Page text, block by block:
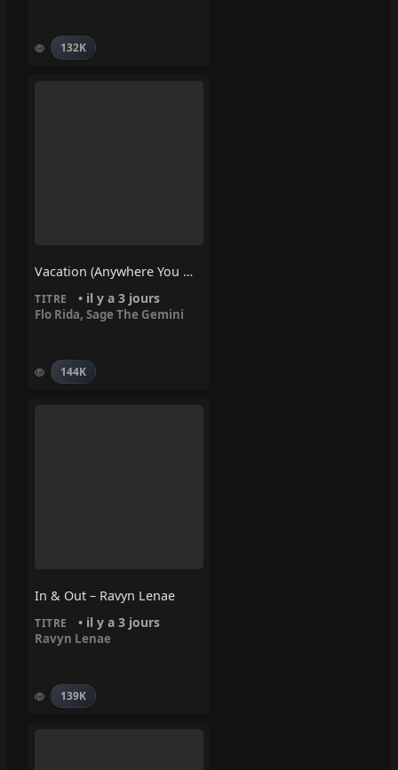
132K
Vacation (Anywhere You Wanna Go) – Flo Rida, Sage The Gemini
TITRE • il y a 3 jours
Flo Rida, Sage The Gemini
144K
In & Out – Ravyn Lenae
TITRE • il y a 3 jours
Ravyn Lenae
139K